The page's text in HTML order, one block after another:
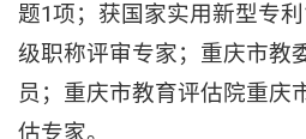
题1项；获国家实用新型专
级职称评审专家；重庆市教
员；重庆市教育评估院重庆
估专家。